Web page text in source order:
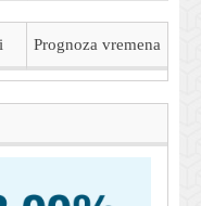
Prognoza vremena